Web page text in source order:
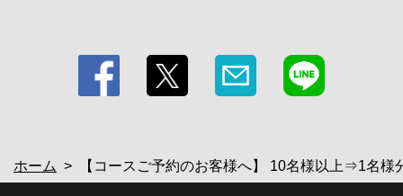
ホーム 【コースご予約のお客様へ】 10名様以上⇒1名